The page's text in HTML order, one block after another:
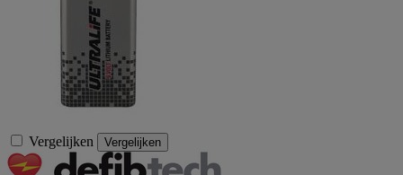
Vergelijken Vergelijken